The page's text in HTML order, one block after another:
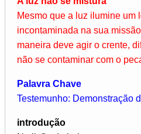
Mesmo que a luz ilumine um
incontaminada na sua
maneira deve agir o crente,
não se contaminar com o
Palavra Chave
Testemunho: Demonstração
introdução